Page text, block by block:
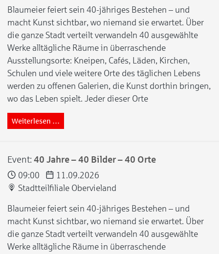
Blaumeier feiert sein 40-jähriges Bestehen – und
macht Kunst sichtbar, wo niemand sie erwartet. Über
die ganze Stadt verteilt verwandeln 40 ausgewählte
Werke alltägliche Räume in überraschende
Ausstellungsorte: Kneipen, Cafés, Läden, Kirchen,
Schulen und viele weitere Orte des täglichen Lebens
werden zu offenen Galerien, die Kunst dorthin bringen,
wo das Leben spielt. Jeder dieser Orte
Weiterlesen …
Event: 40 Jahre – 40 Bilder – 40 Orte
09:00
11.09.2026
Stadtteilfiliale Obervieland
Blaumeier feiert sein 40-jähriges Bestehen – und
macht Kunst sichtbar, wo niemand sie erwartet. Über
die ganze Stadt verteilt verwandeln 40 ausgewählte
Werke alltägliche Räume in überraschende